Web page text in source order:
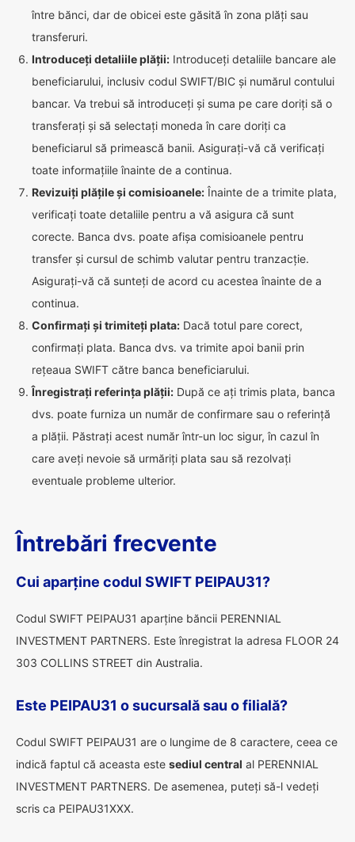
între bănci, dar de obicei este găsită în zona plăți sau
transferuri.
Introduceți detaliile plății: Introduceți detaliile bancare ale
beneficiarului, inclusiv codul SWIFT/BIC și numărul contului
bancar. Va trebui să introduceți și suma pe care doriți să o
transferați și să selectați moneda în care doriți ca
beneficiarul să primească banii. Asigurați-vă că verificați
toate informațiile înainte de a continua.
Revizuiți plățile și comisioanele: Înainte de a trimite plata,
verificați toate detaliile pentru a vă asigura că sunt
corecte. Banca dvs. poate afișa comisioanele pentru
transfer și cursul de schimb valutar pentru tranzacție.
Asigurați-vă că sunteți de acord cu acestea înainte de a
continua.
Confirmați și trimiteți plata: Dacă totul pare corect,
confirmați plata. Banca dvs. va trimite apoi banii prin
rețeaua SWIFT către banca beneficiarului.
Înregistrați referința plății: După ce ați trimis plata, banca
dvs. poate furniza un număr de confirmare sau o referință
a plății. Păstrați acest număr într-un loc sigur, în cazul în
care aveți nevoie să urmăriți plata sau să rezolvați
eventuale probleme ulterior.
Întrebări frecvente
Cui aparține codul SWIFT PEIPAU31?
Codul SWIFT PEIPAU31 aparține băncii PERENNIAL
INVESTMENT PARTNERS. Este înregistrat la adresa FLOOR 24
303 COLLINS STREET din Australia.
Este PEIPAU31 o sucursală sau o filială?
Codul SWIFT PEIPAU31 are o lungime de 8 caractere, ceea ce
indică faptul că aceasta este sediul central al PERENNIAL
INVESTMENT PARTNERS. De asemenea, puteți să-l vedeți
scris ca PEIPAU31XXX.